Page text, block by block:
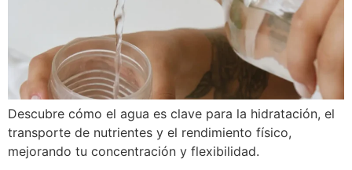
Descubre cómo el agua es clave para la hidratación, el
transporte de nutrientes y el rendimiento físico,
mejorando tu concentración y flexibilidad.